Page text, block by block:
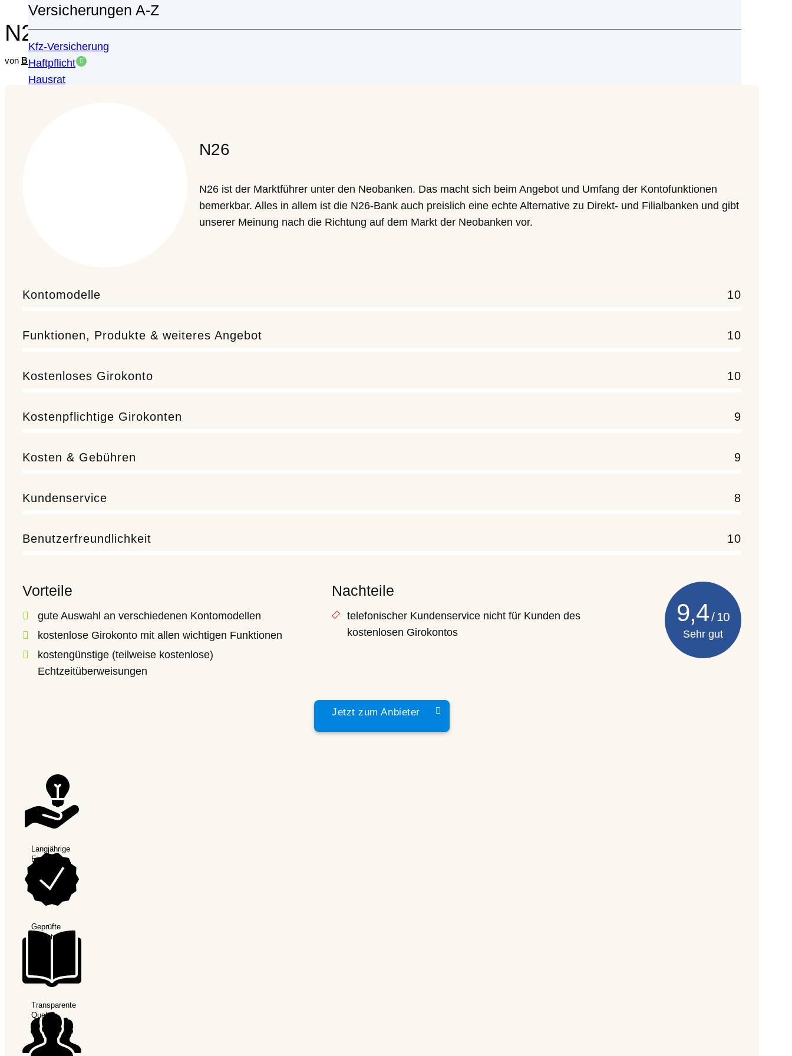
Versicherungen A-Z
Kfz-Versicherung
Haftpflicht
Hausrat
Wie finde ich die richtige Krankenkasse – auf Beiträge und Leistungen achten
In Deutschland haben die Bürger unter bestimmten Voraussetzungen die Möglichkeit, sich zwischen...
N26 Bank: Erfahrungen und ausführlicher Test
von Burak Aras
N26
N26 ist der Marktführer unter den Neobanken. Das macht sich beim Angebot und Umfang der Kontofunktionen
bemerkbar. Alles in allem ist die N26-Bank auch preislich eine echte Alternative zu Direkt- und Filialbanken und gibt
unserer Meinung nach die Richtung auf dem Markt der Neobanken vor.
Kontomodelle 10
Funktionen, Produkte & weiteres Angebot 10
Kostenloses Girokonto 10
Kostenpflichtige Girokonten 9
Kosten & Gebühren 9
Kundenservice 8
Benutzerfreundlichkeit 10
Vorteile
gute Auswahl an verschiedenen Kontomodellen
kostenlose Girokonto mit allen wichtigen Funktionen
kostengünstige (teilweise kostenlose)
Echtzeitüberweisungen
Nachteile
telefonischer Kundenservice nicht für Kunden des
kostenlosen Girokontos
9,4
Sehr gut
Jetzt zum Anbieter
Langjährige
Expertise
Geprüfte
Anbieter
Transparente
Quellen